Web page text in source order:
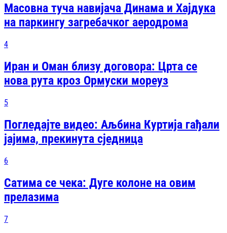
Масовна туча навијача Динама и Хајдука
на паркингу загребачког аеродрома
4
Иран и Оман близу договора: Црта се
нова рута кроз Ормуски мореуз
5
Погледајте видео: Аљбина Куртија гађали
јајима, прекинута сједница
6
Сатима се чека: Дуге колоне на овим
прелазима
7